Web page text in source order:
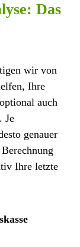
Das
wir von
Ihre
auch
Je
genauer
Ihre letzte